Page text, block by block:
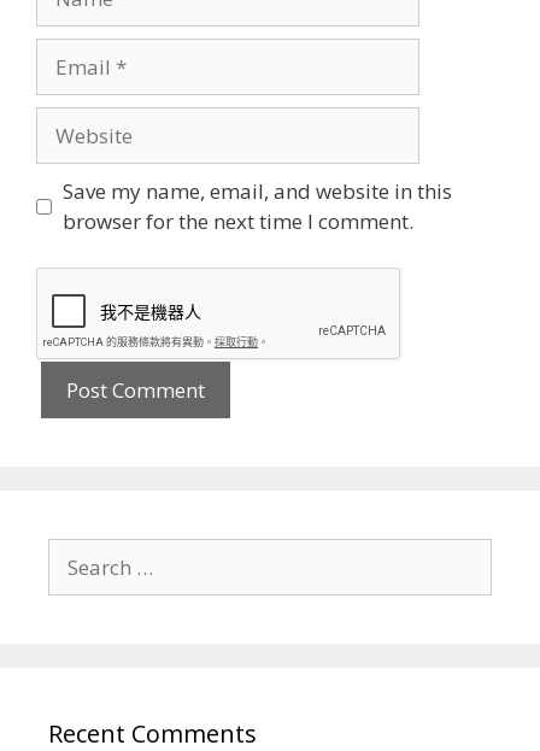
Save my name, email, and website in this
browser for the next time I comment.
for:
Recent Comments